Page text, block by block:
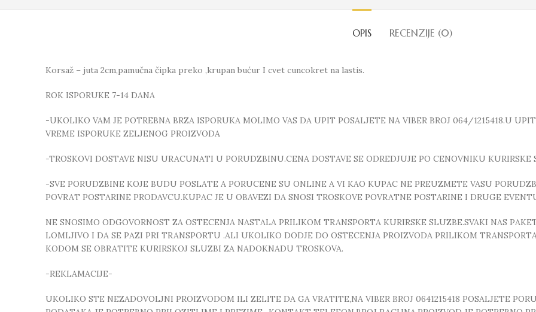
OPIS RECENZIJE (0)
Korsaž – juta 2cm,pamučna čipka preko ,krupan bućur I cvet cuncokret na lastis.
ROK ISPORUKE 7-14 DANA
-UKOLIKO VAM JE POTREBNA BRZA ISPORUKA MOLIMO VAS DA UPIT POSALJETE NA VIBER BROJ 064/1215418.U
VREME ISPORUKE ZELJENOG PROIZVODA
-TROSKOVI DOSTAVE NISU URACUNATI U PORUDZBINU.CENA DOSTAVE SE ODREDJUJE PO CENOVNIKU KURIRSKE
-SVE PORUDZBINE KOJE BUDU POSLATE A PORUCENE SU ONLINE A VI KAO KUPAC NE PREUZMETE VASU
POVRAT POSTARINE PRODAVCU.KUPAC JE U OBAVEZI DA SNOSI TROSKOVE POVRATNE POSTARINE I DRUGE
NE SNOSIMO ODGOVORNOST ZA OSTECENJA NASTALA PRILIKOM TRANSPORTA KURIRSKE SLUZBE.SVAKI NAS
LOMLJIVO I DA SE PAZI PRI TRANSPORTU .ALI UKOLIKO DODJE DO OSTECENJA PROIZVODA PRILIKOM
KODOM SE OBRATITE KURIRSKOJ SLUZBI ZA NADOKNADU TROSKOVA.
-REKLAMACIJE-
UKOLIKO STE NEZADOVOLJNI PROIZVODOM ILI ZELITE DA GA VRATITE,NA VIBER BROJ 0641215418 POSALJETE